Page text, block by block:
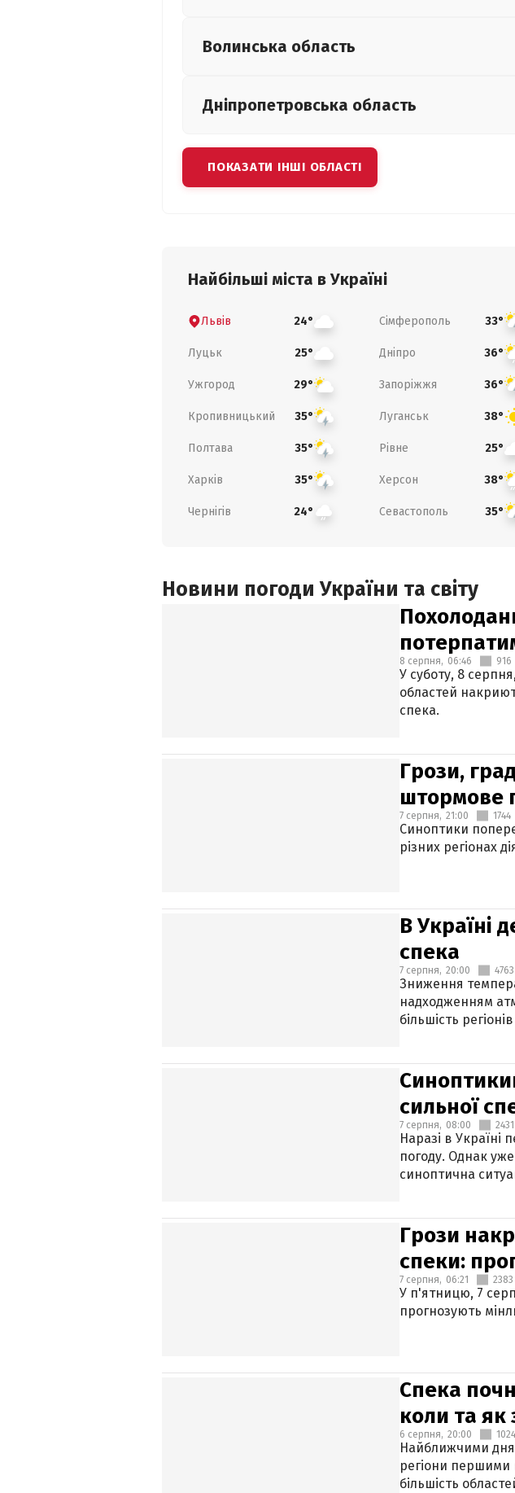
Волинська область
Дніпропетровська область
ПОКАЗАТИ ІНШІ ОБЛАСТІ
Найбільші міста в Україні
Львів 24° Сімферополь 33°
Луцьк 25° Дніпро 36°
Ужгород 29° Запоріжжя 36°
Кропивницький 35° Луганськ 38°
Полтава 35° Рівне 25°
Харків 35° Херсон 38°
Чернігів 24° Севастополь 35°
Новини погоди України та світу
8 серпня, 06:46 916
У суботу, 8
областей
спека.
Грози,
штормове
7 серпня, 21:00 1744
Синоптики
різних регіонах
В Україні
спека
7 серпня, 20:00 4763
Зниження
надходженням
більшість
сильної
7 серпня, 08:00 2431
Наразі в
погоду. Однак
синоптична
Грози
спеки:
7 серпня, 06:21 2383
У п'ятницю, 7
прогнозують
Спека
коли та як
6 серпня, 20:00 1024
Найближчими
регіони першими
більшість